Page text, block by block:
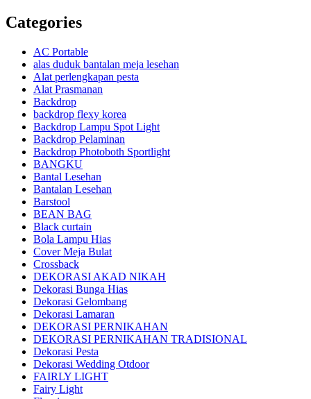
Categories
AC Portable
alas duduk bantalan meja lesehan
Alat perlengkapan pesta
Alat Prasmanan
Backdrop
backdrop flexy korea
Backdrop Lampu Spot Light
Backdrop Pelaminan
Backdrop Photoboth Sportlight
BANGKU
Bantal Lesehan
Bantalan Lesehan
Barstool
BEAN BAG
Black curtain
Bola Lampu Hias
Cover Meja Bulat
Crossback
DEKORASI AKAD NIKAH
Dekorasi Bunga Hias
Dekorasi Gelombang
Dekorasi Lamaran
DEKORASI PERNIKAHAN
DEKORASI PERNIKAHAN TRADISIONAL
Dekorasi Pesta
Dekorasi Wedding Otdoor
FAIRLY LIGHT
Fairy Light